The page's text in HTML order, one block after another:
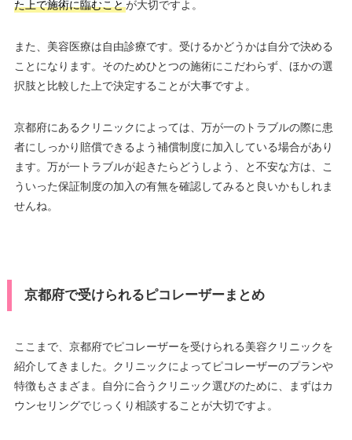
た上で施術に臨むことが大切ですよ。
また、美容医療は自由診療です。受けるかどうかは自分で決める
ことになります。そのためひとつの施術にこだわらず、ほかの選
択肢と比較した上で決定することが大事ですよ。
京都府にあるクリニックによっては、万が一のトラブルの際に患
者にしっかり賠償できるよう補償制度に加入している場合があり
ます。万が一トラブルが起きたらどうしよう、と不安な方は、こ
ういった保証制度の加入の有無を確認してみると良いかもしれま
せんね。
京都府で受けられるピコレーザーまとめ
ここまで、京都府でピコレーザーを受けられる美容クリニックを
紹介してきました。クリニックによってピコレーザーのプランや
特徴もさまざま。自分に合うクリニック選びのために、まずはカ
ウンセリングでじっくり相談することが大切ですよ。